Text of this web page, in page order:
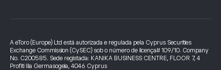
A eToro (Europe) Ltd está autorizada e regulada pela Cyprus Securities
Exchange Commission (CySEC) sob o número de licença# 109/10. Company
No. C200585. Sede registada: KANIKA BUSINESS CENTRE, FLOOR 7, 4
Profiti Ilia Germasogeia, 4046 Cyprus